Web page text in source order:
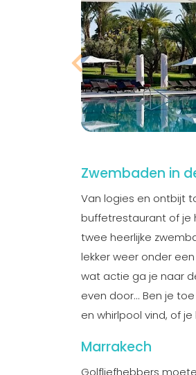
Zwembaden in
Van logies en ontbijt
buffetrestaurant of je
twee heerlijke
lekker weer onder
wat actie ga je naar
even door... Ben je
en whirlpool vind, of
Marrakech
Golfliefhebbers